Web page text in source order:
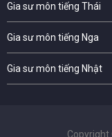
Gia sư môn tiếng Thái
Gia sư môn tiếng Nga
Gia sư môn tiếng Nhật